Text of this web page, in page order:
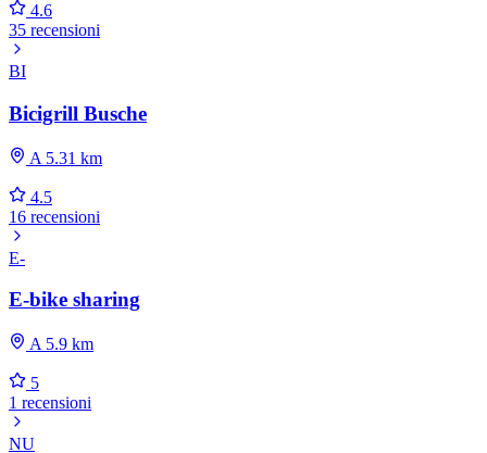
4.6
35 recensioni
BI
Bicigrill Busche
A 5.31 km
4.5
16 recensioni
E-
E-bike sharing
A 5.9 km
5
1 recensioni
NU